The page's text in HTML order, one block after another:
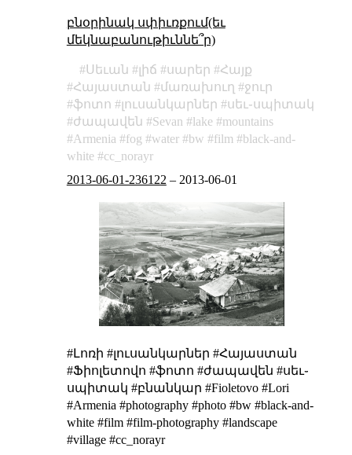
բնօրինակ սփիւռքում(եւ
մեկնաբանութիւննե՞ր)
Սեւան լիճ սարեր
Հայք
Հայաստան
մառախուղ
ջուր
ֆոտո
լուսանկարներ
սեւ֊սպիտակ
ժապավեն
Sevan lake
mountains
Armenia
fog water bw film
black-and-
white
cc_norayr
2013-06-01-236122 – 2013-06-01
#Լոռի #լուսանկարներ #Հայաստան
#Ֆիոլետովո #ֆոտո #ժապավեն #սեւ֊
սպիտակ #բնանկար #Fioletovo #Lori
#Armenia #photography #photo #bw #black-and-
white #film #film-photography #landscape
#village #cc_norayr